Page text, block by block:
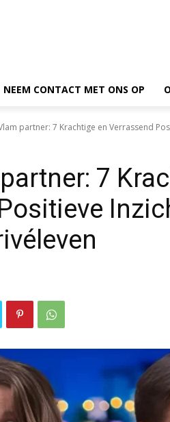
NEEM CONTACT MET ONS OP
partner: 7 Krachtige en Verrassend
7